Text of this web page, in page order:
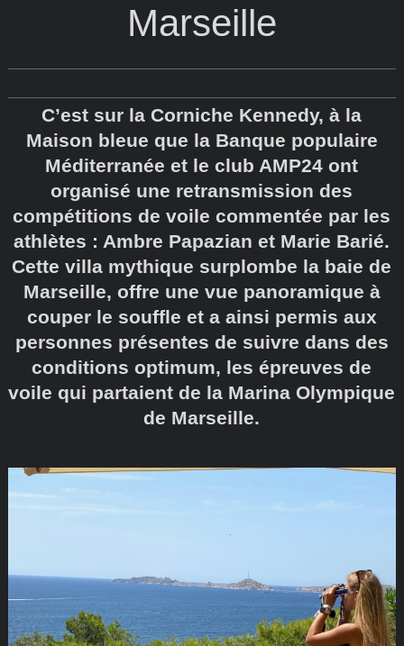
Marseille
C’est sur la Corniche Kennedy, à la
Maison bleue que la Banque populaire
Méditerranée et le club AMP24 ont
organisé une retransmission des
compétitions de voile commentée par les
athlètes : Ambre Papazian et Marie Barié.
Cette villa mythique surplombe la baie de
Marseille, offre une vue panoramique à
couper le souffle et a ainsi permis aux
personnes présentes de suivre dans des
conditions optimum, les épreuves de
voile qui partaient de la Marina Olympique
de Marseille.